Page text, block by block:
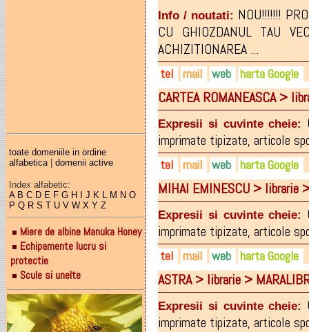
toate domeniile in ordine
alfabetica| domenii active
Index alfabetic:
A B C D E F G H J K L M N O
P Q R S T U V W X Y Z
Miere de albine Manuka Honey
Echipamente lucru si
protectie
Scule si unelte
Info / noutati: NOU!!!!!!!
CU GHIOZDANUL TAU
ACHIZITIONAREA ...
tel
0262-218.848
0362-804.504
0730-654.783
0722-726.543
0752-277.011
mail
flyingimpex@gmail.com
web
schoolfriendly.ro
facebook.com/Flying-
harta Google
CARTEA ROMANEASCA >
Expresii si cuvinte cheie:
imprimate tipizate, articole
tel
0262-211834
0728-264805
mail
maralibris@rdsmail.ro
web
maralibris.ro
facebook.com/maralibris
harta Google
MIHAI EMINESCU > librarie
Expresii si cuvinte cheie:
imprimate tipizate, articole
tel
0262-226229
0728-264806
mail
maralibris@rdsmail.ro
web
maralibris.ro
facebook.com/maralibris
harta Google
ASTRA > librarie >
Expresii si cuvinte cheie:
imprimate tipizate, articole